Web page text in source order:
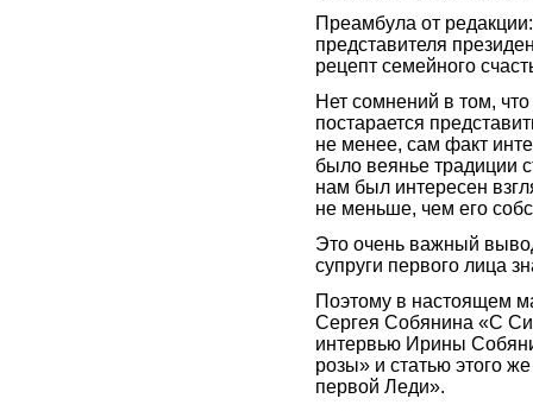
Преамбула от
представителя
рецепт семейного
Нет сомнений в том,
постарается
не менее, сам факт
было веянье традиции
нам был интересен
не меньше, чем его
Это очень важный
супруги первого лица
Поэтому в настоящем
Сергея Собянина «С
интервью Ирины
розы» и статью этого
первой Леди».